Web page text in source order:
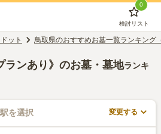
0
検討リスト
ット 鳥取県のおすすめお墓一覧ランキング
ランあり》のお墓・墓地ランキ
を選択 変更する